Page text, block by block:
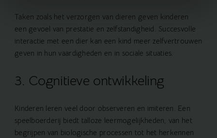
Taken zoals het verzorgen van dieren geven kinderen
een gevoel van prestatie en zelfstandigheid. Succesvolle
interactie met een dier kan een kind meer zelfvertrouwen
geven in hun vaardigheden en in sociale situaties.
3. Cognitieve ontwikkeling
Kinderen leren veel door observeren en imiteren. Een
speelboerderij biedt talloze leermogelijkheden, van het
begrijpen van biologische processen tot het herkennen